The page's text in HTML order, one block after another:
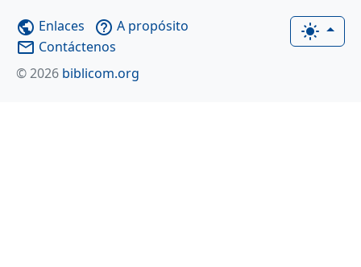
light_mode
public Enlaces help_outline A propósito
mail_outline Contáctenos
© 2026 biblicom.org